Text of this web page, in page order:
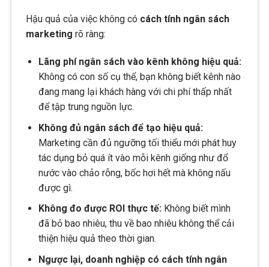
Hậu quả của việc không có cách tính ngân sách
marketing rõ ràng:
Lãng phí ngân sách vào kênh không hiệu quả:
Không có con số cụ thể, bạn không biết kênh nào
đang mang lại khách hàng với chi phí thấp nhất
để tập trung nguồn lực.
Không đủ ngân sách để tạo hiệu quả:
Marketing cần đủ ngưỡng tối thiểu mới phát huy
tác dụng bỏ quá ít vào mỗi kênh giống như đổ
nước vào chảo rỗng, bốc hơi hết mà không nấu
được gì.
Không đo được ROI thực tế: Không biết mình
đã bỏ bao nhiêu, thu về bao nhiêu không thể cải
thiện hiệu quả theo thời gian.
Ngược lại, doanh nghiệp có cách tính ngân